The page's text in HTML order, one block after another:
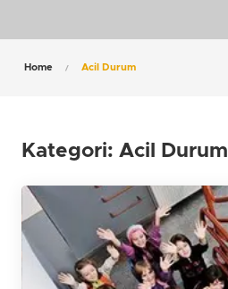
Home Acil Durum
Kategori: Acil Durum